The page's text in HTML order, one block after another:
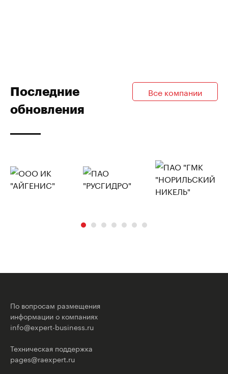
Последние
обновления
Все компании
По вопросам размещения
информации о компаниях
info@expert-business.ru
Техническая поддержка
pages@raexpert.ru